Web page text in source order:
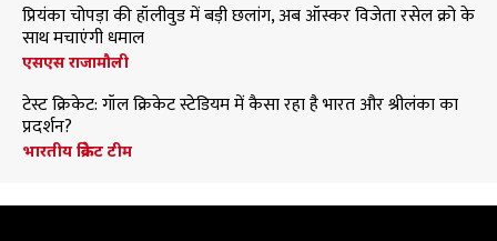
प्रियंका चोपड़ा की हॉलीवुड में बड़ी छलांग, अब ऑस्कर विजेता रसेल क्रो के
साथ मचाएंगी धमाल
एसएस राजामौली
टेस्ट क्रिकेट: गॉल क्रिकेट स्टेडियम में कैसा रहा है भारत और श्रीलंका का
प्रदर्शन?
भारतीय क्रिकेट टीम